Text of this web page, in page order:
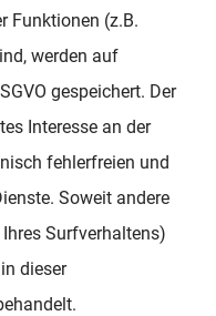
Funktionen (z.B.
werden auf
gespeichert. Der
Interesse an der
fehlerfreien und
Soweit andere
Surfverhaltens)
dieser